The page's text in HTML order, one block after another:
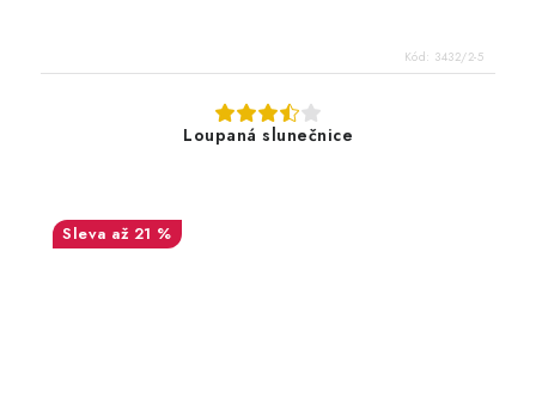
Kód: 3432/2-5
Loupaná slunečnice
až 21 %